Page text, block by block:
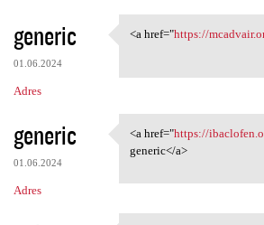
generic
01.06.2024
Adres
<a href="https://
<a href="https://
generic
01.06.2024
Adres
<a href="https://
<a href="https://
generic</a>